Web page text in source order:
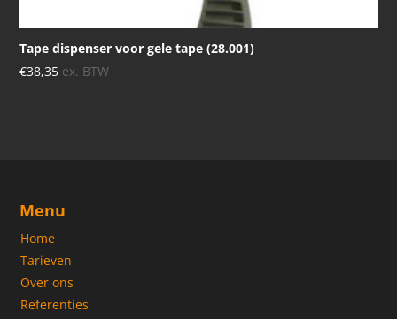
Tape dispenser voor gele tape (28.001)
€38,35 ex. BTW
Menu
Home
Tarieven
Over ons
Referenties